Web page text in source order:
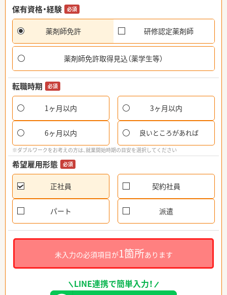
保有資格・経験
必須
薬剤師免許 研修認定薬剤師
薬剤師免許取得見込（薬学生等）
転職時期 必須
1ヶ月以内 3ヶ月以内
6ヶ月以内 良いところがあれば
※ダブルワークをお考えの方は、就業開始時期の目安を選択してください
希望雇用形態 必須
正社員 契約社員
パート 派遣
未入力の必須項目が1箇所あります
LINE連携で簡単入力！